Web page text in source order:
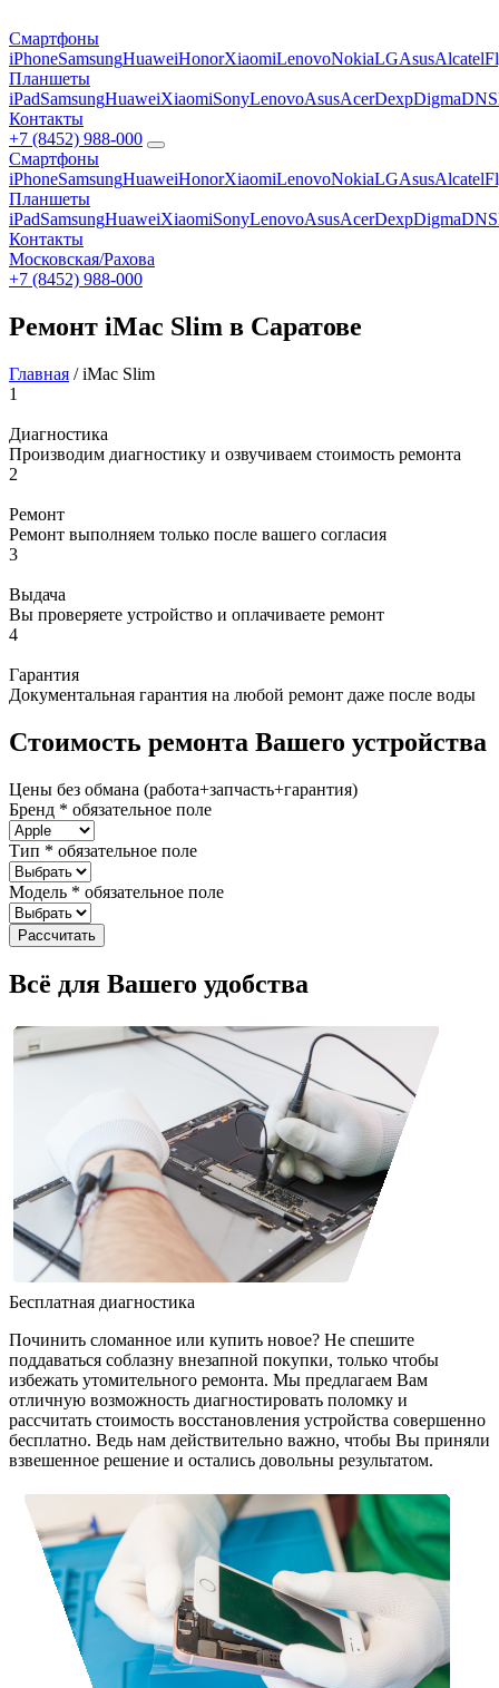
Смартфоны
iPhoneSamsungHuaweiHonorXiaomiLenovoNokiaLGAsusAlcatel
Планшеты
iPadSamsungHuaweiXiaomiSonyLenovoAsusAcerDexpDigmaDNS
Контакты
+7 (8452) 988-000
Смартфоны
iPhoneSamsungHuaweiHonorXiaomiLenovoNokiaLGAsusAlcatel
Планшеты
iPadSamsungHuaweiXiaomiSonyLenovoAsusAcerDexpDigmaDNS
Контакты
Московская/Рахова
+7 (8452) 988-000
Ремонт iMac Slim в Саратове
Главная / iMac Slim
1
Диагностика
Производим диагностику и озвучиваем стоимость ремонта
2
Ремонт
Ремонт выполняем только после вашего согласия
3
Выдача
Вы проверяете устройство и оплачиваете ремонт
4
Гарантия
Документальная гарантия на любой ремонт даже после воды
Стоимость ремонта Вашего устройства
Цены без обмана (работа+запчасть+гарантия)
Бренд * обязательное поле
Тип * обязательное поле
Модель * обязательное поле
Рассчитать
Всё для Вашего удобства
Бесплатная диагностика
Починить сломанное или купить новое? Не спешите
поддаваться соблазну внезапной покупки, только чтобы
избежать утомительного ремонта. Мы предлагаем Вам
отличную возможность диагностировать поломку и
рассчитать стоимость восстановления устройства совершенно
бесплатно. Ведь нам действительно важно, чтобы Вы приняли
взвешенное решение и остались довольны результатом.